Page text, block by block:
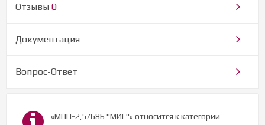
Отзывы 0
Документация
Вопрос-Ответ
«МПП-2,5/68Б "МИГ"» относится к категории